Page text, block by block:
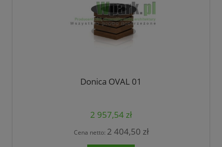
Donica OVAL 01
2 957,54 zł
Cena netto: 2 404,50 zł